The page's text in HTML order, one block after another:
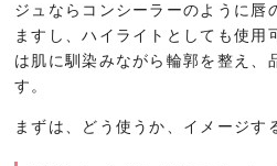
ジュならコンシーラーのように唇
ますし、ハイライトとしても使用
は肌に馴染みながら輪郭を整え、
す。
まずは、どう使うか、イメージす